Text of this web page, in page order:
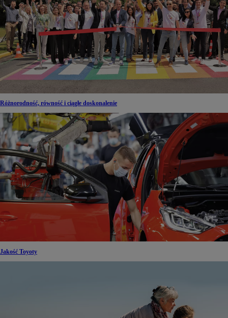
Różnorodność, równość i ciągłe doskonalenie
Jakość Toyoty